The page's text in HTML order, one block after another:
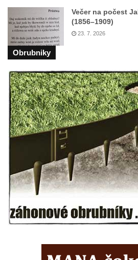
Kašna Rusalka ve Smetanových
Plzni
Fontána se sochou Matka s dítětem v
Kopeckého sadech v Plzni
Kašna Pocta baroku na náměstí T. G.
Dobřanech
Kašna na náměstí Svobody ve
Kašna na Mírovém náměstí v
Krakonošova kašna na Krakonošově
náměstí v Trutnově
Kašna Hygie na budově radnice na
náměstí v Olomouci
Herkulova kašna na Horním náměstí v
Olomouci
Jupiterova kašna na Dolním náměstí
Kašna na Masarykově náměstí ve
Večer na počest
(1856–1909)
23. 7. 2026
Obrubniky